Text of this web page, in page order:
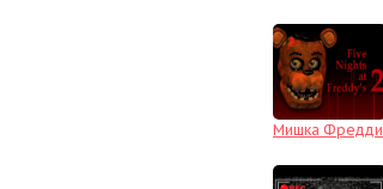
Мишка Фредди